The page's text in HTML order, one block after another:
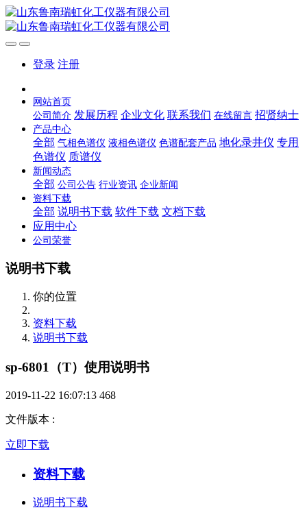
登录 注册
网站首页
公司简介 发展历程 企业文化 联系我们 在线留言 招贤纳士
产品中心
全部 气相色谱仪 液相色谱仪 色谱配套产品 地化录井仪 专用
色谱仪 质谱仪
新闻动态
全部 公司公告 行业资讯 企业新闻
资料下载
全部 说明书下载 软件下载 文档下载
应用中心
公司荣誉
说明书下载
你的位置
资料下载
说明书下载
sp-6801（T）使用说明书
2019-11-22 16:07:13 468
文件版本 :
立即下载
资料下载
说明书下载